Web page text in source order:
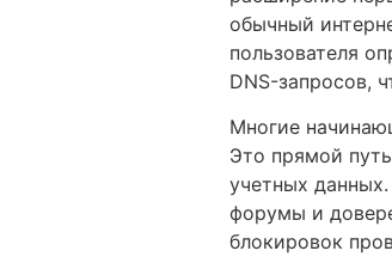
обычный
пользователя
DNS-запросов,
Многие
Это прямой
учетных
форумы и
блокировок